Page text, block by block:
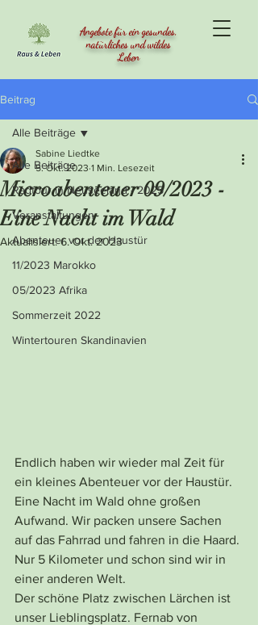
Angebote für ein gesundes,
natürliches und wildes
Leben
Beitrag
Alle Beiträge
Radtour in Neuseeland - 2025
Veranstaltungen
Abenteuer vor der Haustür
11/2023 Marokko
05/2023 Afrika
Sommerzeit 2022
Wintertouren Skandinavien
Alle Beiträge
Microabenteuer 09/2023 -
Eine Nacht im Wald
Sabine Liedtke
5. Okt. 2023 1 Min. Lesezeit
Aktualisiert:6. Okt. 2023
Endlich haben wir wieder mal Zeit für
ein kleines Abenteuer vor der Haustür.
Eine Nacht im Wald ohne großen
Aufwand. Wir packen unsere Sachen
auf das Fahrrad und fahren in die Haard.
Nur 5 Kilometer und schon sind wir in
einer anderen Welt.
Der schöne Platz zwischen Lärchen ist
unser Lieblingsplatz. Fernab von